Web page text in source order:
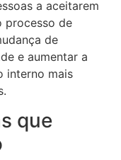
a aceitarem
processo de
de
e aumentar a
interno mais
que